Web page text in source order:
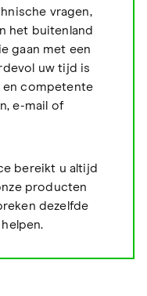
vragen,
het buitenland
gaan met een
uw tijd is
en competente
e-mail of
bereikt u altijd
producten
dezelfde